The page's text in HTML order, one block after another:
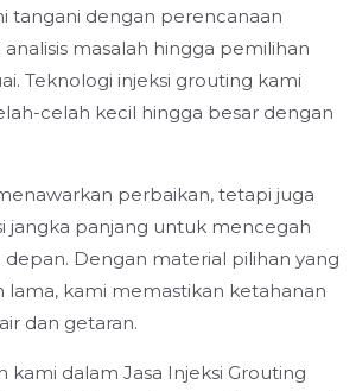
tangani dengan perencanaan
masalah hingga pemilihan
Teknologi injeksi grouting kami
celah kecil hingga besar dengan
perbaikan, tetapi juga
jangka panjang untuk mencegah
depan. Dengan material pilihan yang
lama, kami memastikan ketahanan
dan getaran.
kami dalam Jasa Injeksi Grouting